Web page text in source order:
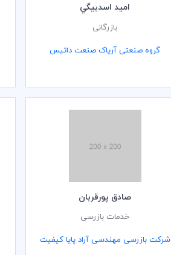
اميد اسدبيگي
بازرگانی
گروه صنعتی آریاک صنعت داتیس
صادق پورقربان
خدمات بازرسی
شرکت بازرسی مهندسی آراد پایا کیفیت